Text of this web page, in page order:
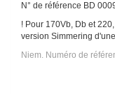
N° de référence BD
! Pour 170Vb, Db et
version Simmering
Niem. Numéro de